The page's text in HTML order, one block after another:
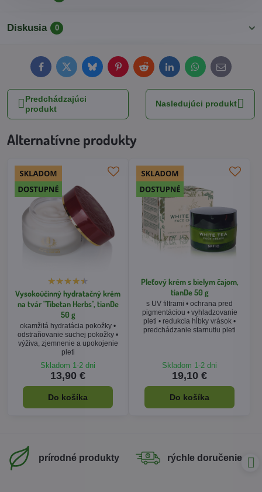
Diskusia 0
FacebookTwitterBlueskyPinterestRedditLinkedInWhatsApp
E-
mail
Predchádzajúci
produkt
Nasledujúci produkt
Alternatívne produkty
Vysokoúčinný hydratačný krém
na tvár "Tibetan Herbs", tianDe
50 g
okamžitá hydratácia pokožky •
odstraňovanie suchej pokožky •
výživa, zjemnenie a upokojenie
pleti
Skladom 1-2 dni
13,90 €
Do košíka
Pleťový krém s bielym čajom,
tianDe 50 g
s UV filtrami • ochrana pred
pigmentáciou • vyhladzovanie
pleti • redukcia hĺbky vrások •
predchádzanie starnutiu pleti
Skladom 1-2 dni
19,10 €
Do košíka
prírodné produkty rýchle doručenie